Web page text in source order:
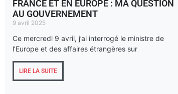
FRANCE ET EN EUROPE : MA QUESTION
AU GOUVERNEMENT
9 avril 2025
Ce mercredi 9 avril, j’ai interrogé le ministre de
l’Europe et des affaires étrangères sur
LIRE LA SUITE